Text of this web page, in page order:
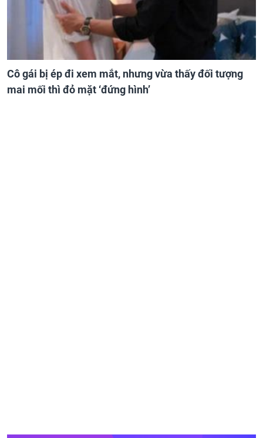
Cô gái bị ép đi xem mắt, nhưng vừa thấy đối tượng
mai mối thì đỏ mặt ‘đứng hình’